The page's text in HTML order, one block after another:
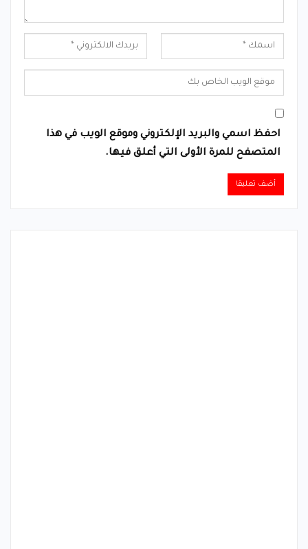
احفظ اسمي والبريد الإلكتروني وموقع الويب في هذا
المتصفح للمرة الأولى التي أعلق فيها.